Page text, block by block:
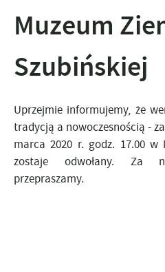
Muzeum
Szubińskiej
Uprzejmie informujemy, że
tradycją a nowoczesnością -
marca 2020 r. godz. 17.00 w
zostaje odwołany. Za
przepraszamy.